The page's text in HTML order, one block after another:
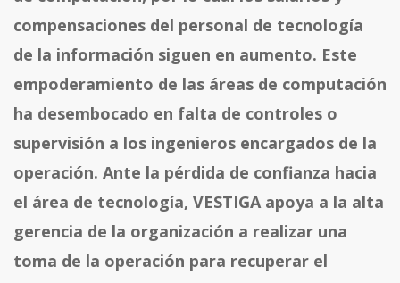
compensaciones del personal de tecnología
de la información siguen en aumento. Este
empoderamiento de las áreas de computación
ha desembocado en falta de controles o
supervisión a los ingenieros encargados de la
operación. Ante la pérdida de confianza hacia
el área de tecnología, VESTIGA apoya a la alta
gerencia de la organización a realizar una
toma de la operación para recuperar el